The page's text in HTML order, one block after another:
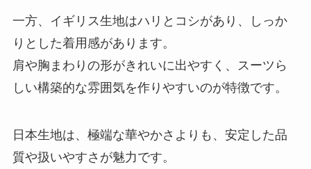
一方、イギリス生地はハリとコシがあり、しっか
りとした着用感があります。
肩や胸まわりの形がきれいに出やすく、スーツら
しい構築的な雰囲気を作りやすいのが特徴です。
日本生地は、極端な華やかさよりも、安定した品
質や扱いやすさが魅力です。